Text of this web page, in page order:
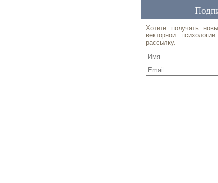
Хотите получать
векторной
рассылку.